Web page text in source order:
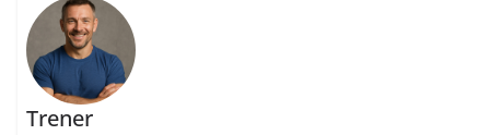
Trener